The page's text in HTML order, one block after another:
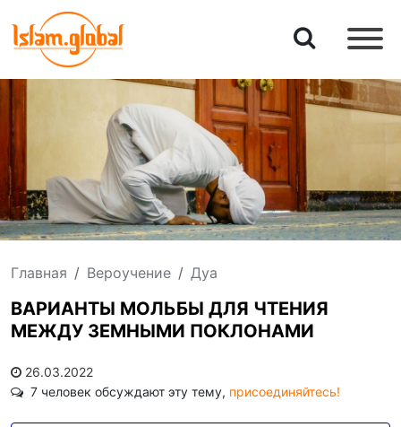
Главная Вероучение Дуа
ВАРИАНТЫ МОЛЬБЫ ДЛЯ ЧТЕНИЯ
МЕЖДУ ЗЕМНЫМИ ПОКЛОНАМИ
26.03.2022
7 человек обсуждают эту тему, присоединяйтесь!